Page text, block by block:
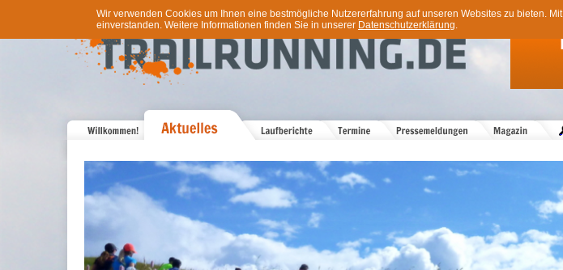
Wir verwenden Cookies um Ihnen eine bestmögliche Nutzererfahrung auf unseren Websites zu bieten.
einverstanden. Weitere Informationen finden Sie in unserer Datenschutzerklärung.